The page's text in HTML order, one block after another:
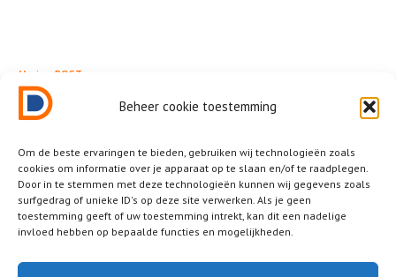
Beheer cookie toestemming
Om de beste ervaringen te bieden, gebruiken wij technologieën zoals
cookies om informatie over je apparaat op te slaan en/of te raadplegen.
Door in te stemmen met deze technologieën kunnen wij gegevens zoals
surfgedrag of unieke ID's op deze site verwerken. Als je geen
toestemming geeft of uw toestemming intrekt, kan dit een nadelige
invloed hebben op bepaalde functies en mogelijkheden.
← Vorige POST
Indoor tennis
Related News
Other posts that you should not miss.